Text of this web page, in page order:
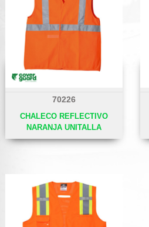
70226
CHALECO REFLECTIVO
NARANJA UNITALLA